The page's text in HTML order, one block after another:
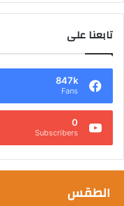
تابعنا على
847k
Fans
0
Subscribers
الطقس